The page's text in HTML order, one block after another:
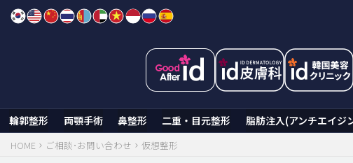
Skip
輪郭整形 両顎手術 鼻整形 二重・目元整形 脂肪注入(アンチエイジ
HOME ご相談･お問い合わせ 仮想整形